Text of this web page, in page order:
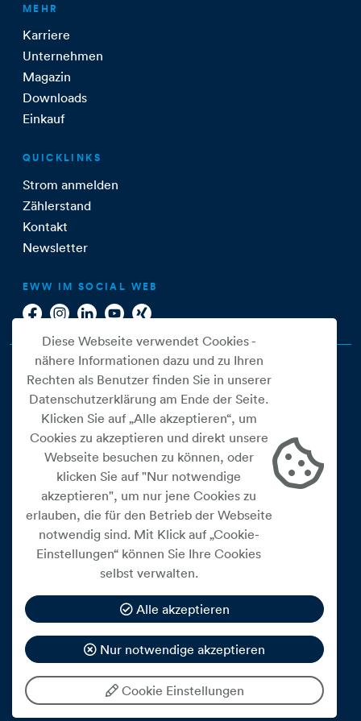
MEHR
Karriere
Unternehmen
Magazin
Downloads
Einkauf
QUICKLINKS
Strom anmelden
Zählerstand
Kontakt
Newsletter
EWW IM SOCIAL WEB
Cookie Einstellungen
Datenschutz
Impressum
Widerrufsbelehrung
Medienfreiheitsgesetz
Barrierefreiheitserklärung
Hinweisgeberschutz
Mein Konto
© 2026 eww ag
Diese Webseite verwendet Cookies -
nähere Informationen dazu und zu Ihren
Rechten als Benutzer finden Sie in unserer
Datenschutzerklärung am Ende der Seite.
Klicken Sie auf „Alle akzeptieren“, um
Cookies zu akzeptieren und direkt unsere
Webseite besuchen zu können, oder
klicken Sie auf "Nur notwendige
akzeptieren", um nur jene Cookies zu
erlauben, die für den Betrieb der Webseite
notwendig sind. Mit Klick auf „Cookie-
Einstellungen“ können Sie Ihre Cookies
selbst verwalten.
Alle akzeptieren
Nur notwendige akzeptieren
Cookie Einstellungen